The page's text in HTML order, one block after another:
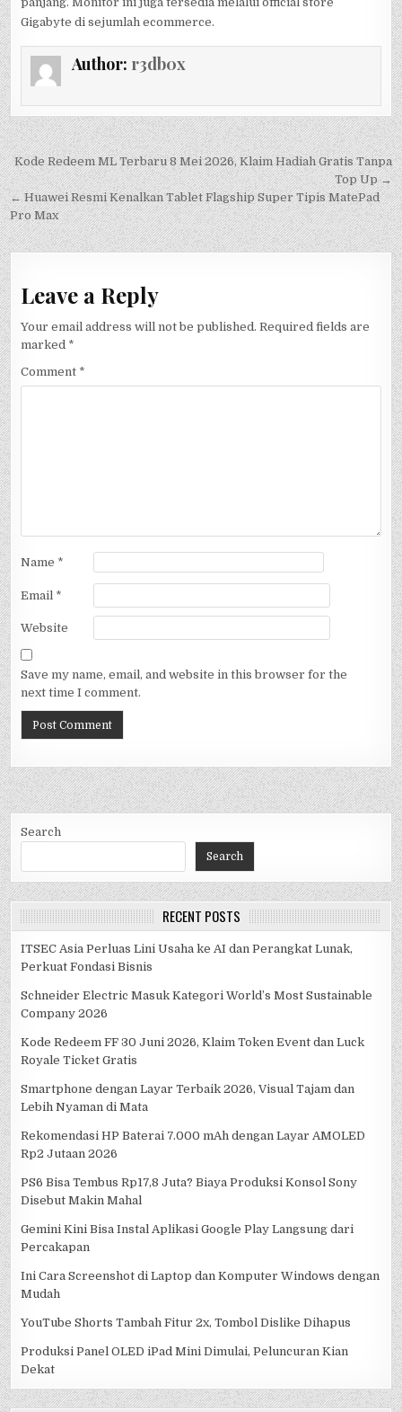
Gigabyte di sejumlah ecommerce.
Author: r3db0x
Post
navigation
Kode Redeem ML Terbaru 8 Mei 2026, Klaim Hadiah Gratis Tanpa
Top Up →
← Huawei Resmi Kenalkan Tablet Flagship Super Tipis MatePad
Pro Max
Leave a Reply
Your email address will not be published. Required fields are
marked *
Comment *
Name *
Email *
Website
Save my name, email, and website in this browser for the
next time I comment.
Search
Search
RECENT POSTS
ITSEC Asia Perluas Lini Usaha ke AI dan Perangkat Lunak,
Perkuat Fondasi Bisnis
Schneider Electric Masuk Kategori World’s Most Sustainable
Company 2026
Kode Redeem FF 30 Juni 2026, Klaim Token Event dan Luck
Royale Ticket Gratis
Smartphone dengan Layar Terbaik 2026, Visual Tajam dan
Lebih Nyaman di Mata
Rekomendasi HP Baterai 7.000 mAh dengan Layar AMOLED
Rp2 Jutaan 2026
PS6 Bisa Tembus Rp17,8 Juta? Biaya Produksi Konsol Sony
Disebut Makin Mahal
Gemini Kini Bisa Instal Aplikasi Google Play Langsung dari
Percakapan
Ini Cara Screenshot di Laptop dan Komputer Windows dengan
Mudah
YouTube Shorts Tambah Fitur 2x, Tombol Dislike Dihapus
Produksi Panel OLED iPad Mini Dimulai, Peluncuran Kian
Dekat